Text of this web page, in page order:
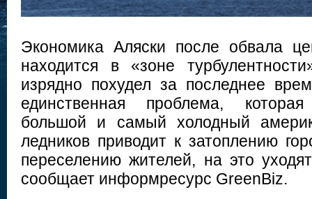
Экономика Аляски после обвала
находится в «зоне
изрядно похудел за последнее
единственная проблема,
большой и самый холодный
ледников приводит к затоплению
переселению жителей, на это
сообщает информресурс GreenBiz.